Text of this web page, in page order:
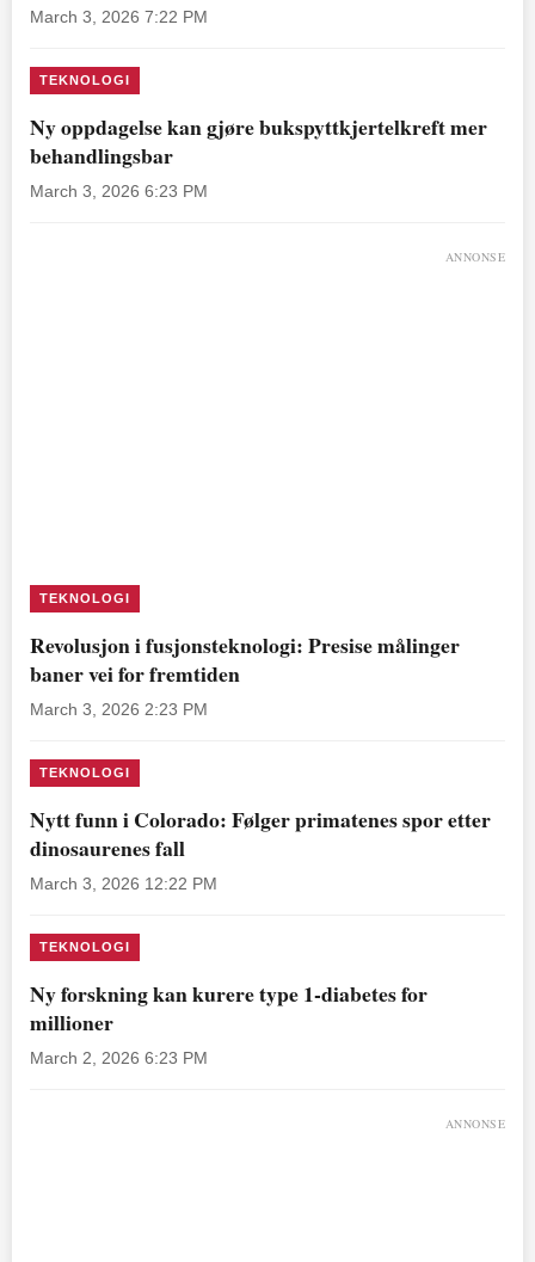
March 3, 2026 7:22 PM
TEKNOLOGI
Ny oppdagelse kan gjøre bukspyttkjertelkreft mer
behandlingsbar
March 3, 2026 6:23 PM
ANNONSE
TEKNOLOGI
Revolusjon i fusjonsteknologi: Presise målinger
baner vei for fremtiden
March 3, 2026 2:23 PM
TEKNOLOGI
Nytt funn i Colorado: Følger primatenes spor etter
dinosaurenes fall
March 3, 2026 12:22 PM
TEKNOLOGI
Ny forskning kan kurere type 1-diabetes for
millioner
March 2, 2026 6:23 PM
ANNONSE